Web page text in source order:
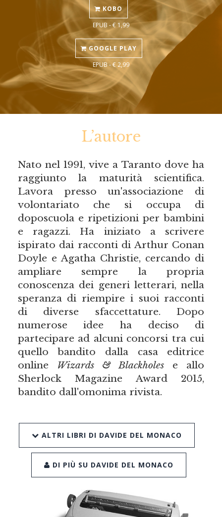
KOBO
EPUB - € 1,99
GOOGLE PLAY
EPUB - € 2,99
L’autore
Nato nel 1991, vive a Taranto dove ha
raggiunto la maturità scientifica.
Lavora presso un'associazione di
volontariato che si occupa di
doposcuola e ripetizioni per bambini
e ragazzi. Ha iniziato a scrivere
ispirato dai racconti di Arthur Conan
Doyle e Agatha Christie, cercando di
ampliare sempre la propria
conoscenza dei generi letterari, nella
speranza di riempire i suoi racconti
di diverse sfaccettature. Dopo
numerose idee ha deciso di
partecipare ad alcuni concorsi tra cui
quello bandito dalla casa editrice
online Wizards & Blackholes e allo
Sherlock Magazine Award 2015,
bandito dall'omonima rivista.
ALTRI LIBRI DI DAVIDE DEL MONACO
DI PIÙ SU DAVIDE DEL MONACO